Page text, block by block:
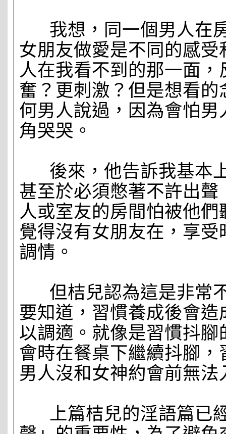
我想，同一個男人在
女朋友做愛是不同的感
人在我看不到的那一面
奮？更刺激？但是想看
何男人說過，因為會怕
角哭哭。
後來，他告訴我基本
甚至於必須憋著不許出
人或室友的房間怕被他
覺得沒有女朋友在，享
調情。
但桔兒認為這是非常
要知道，習慣養成後會
以調適。就像是習慣抖
會時在餐桌下繼續抖腳，
男人沒和女神約會前無法
上篇桔兒的淫語篇已